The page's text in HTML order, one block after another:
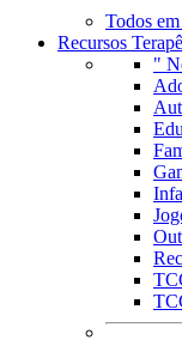
Todos
Recursos
"